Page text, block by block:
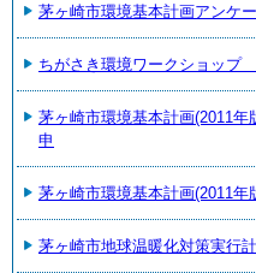
茅ヶ崎市環境基本計画アンケ
ちがさき環境ワークショップ
茅ヶ崎市環境基本計画(2011
申
茅ヶ崎市環境基本計画(2011年
茅ヶ崎市地球温暖化対策実行